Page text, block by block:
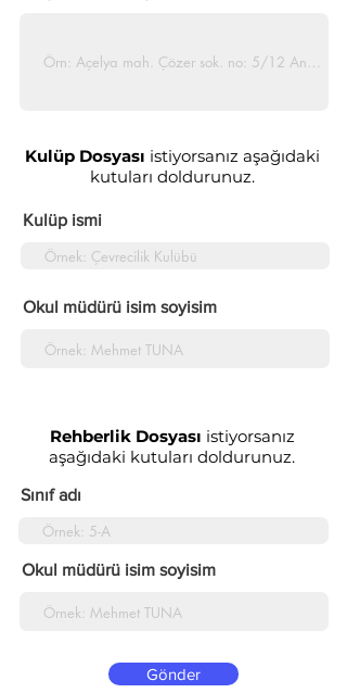
Kulüp Dosyası istiyorsanız aşağıdaki
kutuları doldurunuz.
Kulüp ismi
Okul müdürü isim soyisim
Rehberlik Dosyası istiyorsanız
aşağıdaki kutuları doldurunuz.
Sınıf adı
Okul müdürü isim soyisim
Gönder